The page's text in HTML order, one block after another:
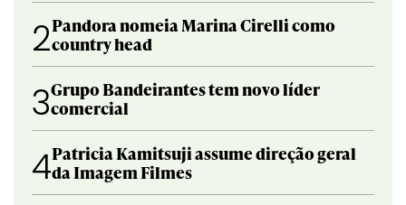
2Pandora nomeia Marina Cirelli como
country head
3Grupo Bandeirantes tem novo líder
comercial
4Patricia Kamitsuji assume direção geral
da Imagem Filmes